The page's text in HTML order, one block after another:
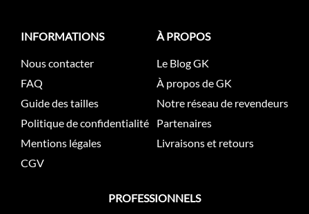
INFORMATIONS
Nous contacter
FAQ
Guide des tailles
Politique de confidentialité
Mentions légales
CGV
À PROPOS
Le Blog GK
À propos de GK
Notre réseau de revendeurs
Partenaires
Livraisons et retours
PROFESSIONNELS